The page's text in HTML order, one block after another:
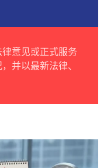
意见或正式服务
并以最新法律、